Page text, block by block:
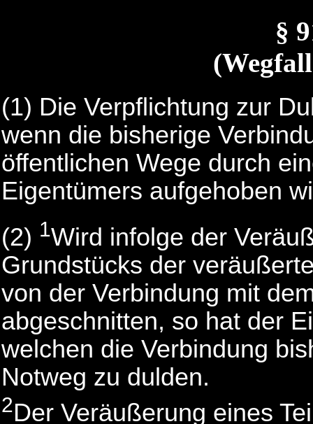
§
(1) Die Verpflichtung zur
wenn die bisherige
öffentlichen Wege durch
Eigentümers aufgehoben
(2) 1Wird infolge der
Grundstücks der
von der Verbindung mit
abgeschnitten, so hat der
welchen die Verbindung
Notweg zu dulden.
2Der Veräußerung eines